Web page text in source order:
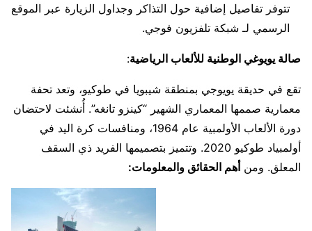
تتوفر تفاصيل إضافية حول التذاكر وجداول الزيارة عبر الموقع
الرسمي لـ شبكة تلفزيون فوجي.
صالة يويوغي الوطنية للألعاب الرياضية:
تقع في حديقة يويوجي بمنطقة شيبويا في طوكيو، وتعد تحفة
معمارية صممها المعماري الشهير “كينزو تانغه”. أُنشئت لاحتضان
دورة الألعاب الأولمبية عام 1964، ومنافسات كرة اليد في
أولمبياد طوكيو 2020. وتتميز بتصميمها الفريد ذي السقف
المعلق. ومنأهم الحقائق والمعلومات: